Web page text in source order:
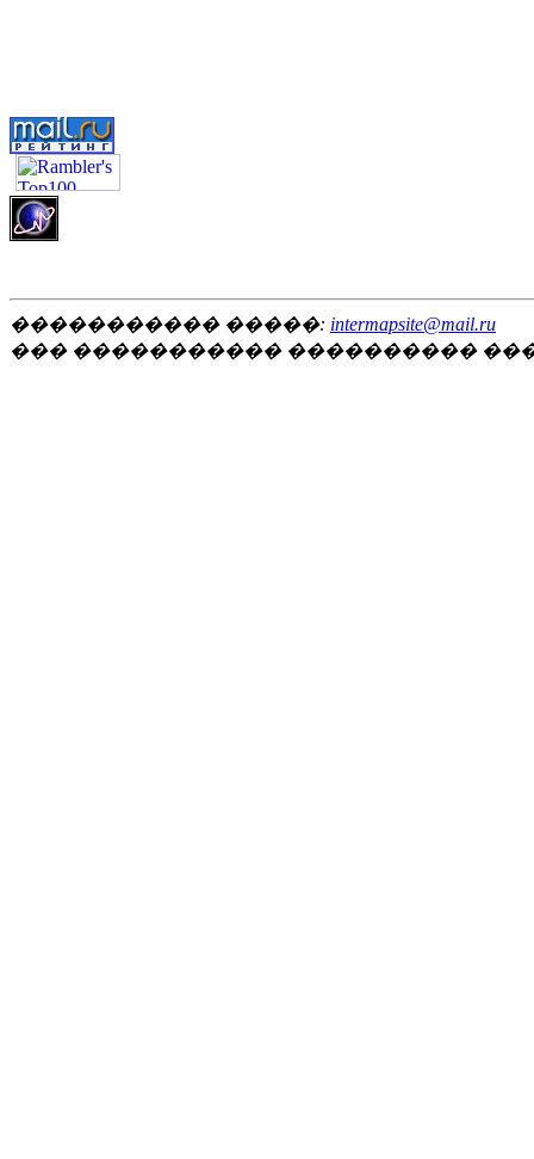
����������� �����: intermapsite@mail.ru
��� ����������� ����������